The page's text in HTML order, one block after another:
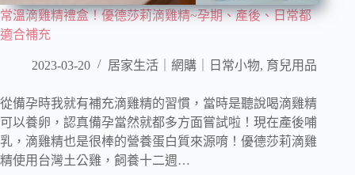
常溫滴雞精禮盒！優德莎莉滴雞精~孕期、產後、日常都
適合補充
2023-03-20 居家生活｜網購｜日常小物, 育兒用品
從備孕時我就有補充滴雞精的習慣，當時是聽說喝滴雞精
可以養卵，認真備孕當然就都多方面嘗試啦！現在產後哺
乳，滴雞精也是很棒的營養蛋白質來源唷！優德莎莉滴雞
精使用台灣土公雞，飼養十二週…